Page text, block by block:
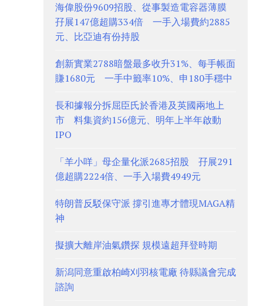
海偉股份9609招股、從事製造電容器薄膜
孖展147億超購334倍 一手入場費約2885
元、比亞迪有份持股
創新實業2788暗盤最多收升31%、每手帳面
賺1680元 一手中籤率10%、申180手穩中
長和據報分拆屈臣氏於香港及英國兩地上
市 料集資約156億元、明年上半年啟動
IPO
「羊小咩」母企量化派2685招股 孖展291
億超購2224倍、一手入場費4949元
特朗普反駁保守派 撐引進專才體現MAGA精
神
擬擴大離岸油氣鑽探 規模遠超拜登時期
新潟同意重啟柏崎刈羽核電廠 待縣議會完成
諮詢